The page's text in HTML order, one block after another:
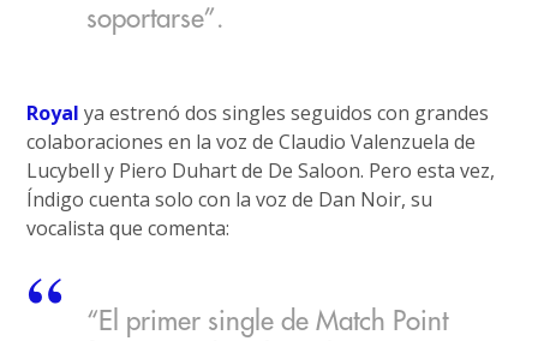
soportarse”.
Royal ya estrenó dos singles seguidos con grandes
colaboraciones en la voz de Claudio Valenzuela de
Lucybell y Piero Duhart de De Saloon. Pero esta vez,
Índigo cuenta solo con la voz de Dan Noir, su
vocalista que comenta:
“El primer single de Match Point